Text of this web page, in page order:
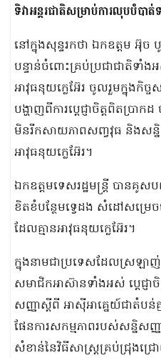
ទិវាអន្តរជាតិសម្រាប់ការលុបបំបា
នៅក្នុងសុន្ទរកថា ឯកឧត្តម អ៊ុច បូ
បន្ទាន់ចំពោះគ្រប់ប្រជាជាតិទាំ
អាវុធនុយក្លេអ៊ែរ ចូលរួមក្នុងកិ
បង្ហាញពីការប្តេជ្ញាចិត្តពិតប្រា
មិនរីកសាយភាពសញ្វវុធ និងសន្
អាវុធនុយក្លេអ៊ែរ។
ឯកឧត្តមទេសរដ្ឋមន្ត្រី បានគូស
ខិតខំបន្ថែមទ្វេដង សំដៅសម្
ដែលគ្មានអាវុធនុយក្លេអ៊ែរ។
ក្នុងនាមជាប្រទេសដែលស្រឡា
សមាជិកអាស៊ានទាំងអស់ ប្តេជ្ញាចិ
សញ្ញាស្តីពី អាស៊ីអាគ្នេយ៍ជាតំបន់គ្
ផែនការសកម្មភាពរបស់សន្និស
សំខាន់នៃវិធីសាស្ត្រគ្រប់ជ្រុងជ្